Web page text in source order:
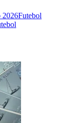
2026Futebol